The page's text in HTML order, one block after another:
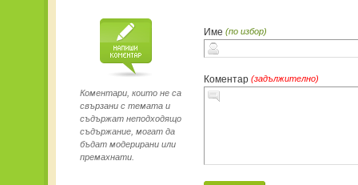
Име (по избор)
Коментар (задължително)
Коментари, които не са
свързани с темата и
съдържат неподходящо
съдържание, могат да
бъдат модерирани или
премахнати.